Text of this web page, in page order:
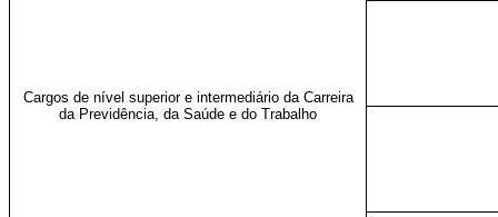
Cargos de nível superior e intermediário da Carreira
da Previdência, da Saúde e do Trabalho